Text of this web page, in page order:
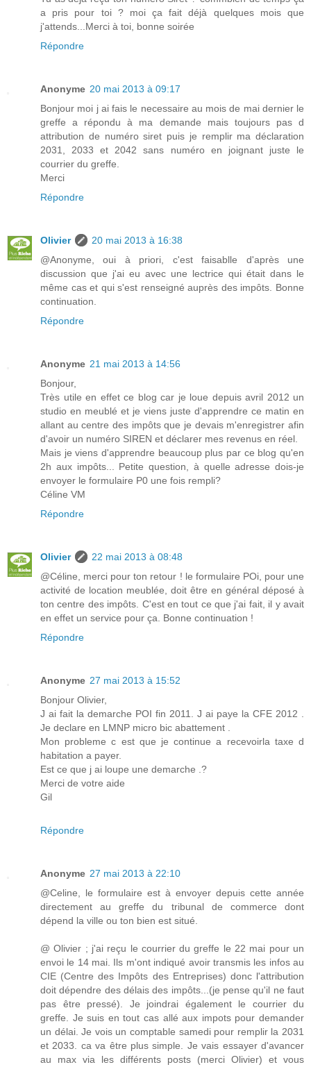
a pris pour toi ? moi ça fait déjà quelques mois que
j'attends...Merci à toi, bonne soirée
Répondre
Anonyme 20 mai 2013 à 09:17
Bonjour moi j ai fais le necessaire au mois de mai dernier le
greffe a répondu à ma demande mais toujours pas d
attribution de numéro siret puis je remplir ma déclaration
2031, 2033 et 2042 sans numéro en joignant juste le
courrier du greffe.
Merci
Répondre
Olivier
20 mai 2013 à 16:38
@Anonyme, oui à priori, c'est faisablle d'après une
discussion que j'ai eu avec une lectrice qui était dans le
même cas et qui s'est renseigné auprès des impôts. Bonne
continuation.
Répondre
Anonyme 21 mai 2013 à 14:56
Bonjour,
Très utile en effet ce blog car je loue depuis avril 2012 un
studio en meublé et je viens juste d'apprendre ce matin en
allant au centre des impôts que je devais m'enregistrer afin
d'avoir un numéro SIREN et déclarer mes revenus en réel.
Mais je viens d'apprendre beaucoup plus par ce blog qu'en
2h aux impôts... Petite question, à quelle adresse dois-je
envoyer le formulaire P0 une fois rempli?
Céline VM
Répondre
Olivier
22 mai 2013 à 08:48
@Céline, merci pour ton retour ! le formulaire POi, pour une
activité de location meublée, doit être en général déposé à
ton centre des impôts. C'est en tout ce que j'ai fait, il y avait
en effet un service pour ça. Bonne continuation !
Répondre
Anonyme 27 mai 2013 à 15:52
Bonjour Olivier,
J ai fait la demarche POI fin 2011. J ai paye la CFE 2012 .
Je declare en LMNP micro bic abattement .
Mon probleme c est que je continue a recevoirla taxe d
habitation a payer.
Est ce que j ai loupe une demarche .?
Merci de votre aide
Gil
Répondre
Anonyme 27 mai 2013 à 22:10
@Celine, le formulaire est à envoyer depuis cette année
directement au greffe du tribunal de commerce dont
dépend la ville ou ton bien est situé.
@ Olivier ; j'ai reçu le courrier du greffe le 22 mai pour un
envoi le 14 mai. Ils m'ont indiqué avoir transmis les infos au
CIE (Centre des Impôts des Entreprises) donc l'attribution
doit dépendre des délais des impôts...(je pense qu'il ne faut
pas être pressé). Je joindrai également le courrier du
greffe. Je suis en tout cas allé aux impots pour demander
un délai. Je vois un comptable samedi pour remplir la 2031
et 2033. ca va être plus simple. Je vais essayer d'avancer
au max via les différents posts (merci Olivier) et vous